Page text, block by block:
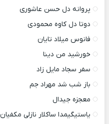
پروانه دل حسن عاشوری
دوتا دل کاوه محمودی
فانوس میلاد تایان
خورشید من دینا
سفر سجاد مایل زاد
باز شب شد مهراد جم
معجزه جیدال
یاستیگیمدا ساکلار نازلی مکفیان